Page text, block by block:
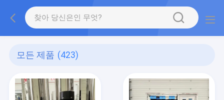
모든 제품 (423)